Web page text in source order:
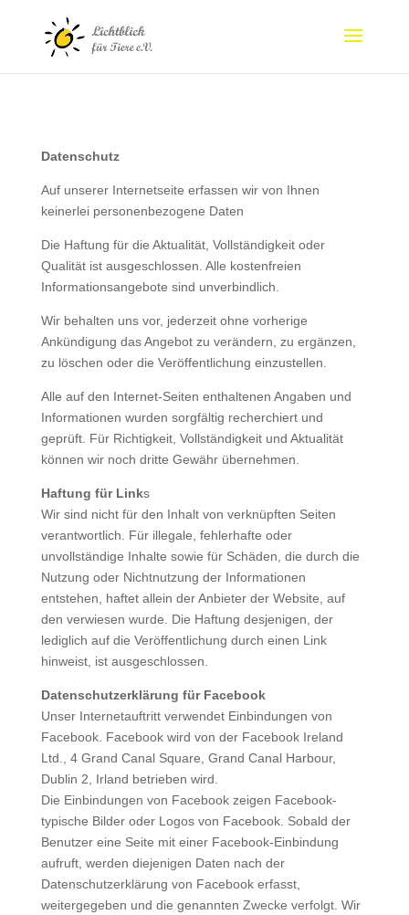
Datenschutz
Auf unserer Internetseite erfassen wir von Ihnen
keinerlei personenbezogene Daten
Die Haftung für die Aktualität, Vollständigkeit oder
Qualität ist ausgeschlossen. Alle kostenfreien
Informationsangebote sind unverbindlich.
Wir behalten uns vor, jederzeit ohne vorherige
Ankündigung das Angebot zu verändern, zu ergänzen,
zu löschen oder die Veröffentlichung einzustellen.
Alle auf den Internet-Seiten enthaltenen Angaben und
Informationen wurden sorgfältig recherchiert und
geprüft. Für Richtigkeit, Vollständigkeit und Aktualität
können wir noch dritte Gewähr übernehmen.
Haftung für Links
Wir sind nicht für den Inhalt von verknüpften Seiten
verantwortlich. Für illegale, fehlerhafte oder
unvollständige Inhalte sowie für Schäden, die durch die
Nutzung oder Nichtnutzung der Informationen
entstehen, haftet allein der Anbieter der Website, auf
den verwiesen wurde. Die Haftung desjenigen, der
lediglich auf die Veröffentlichung durch einen Link
hinweist, ist ausgeschlossen.
Datenschutzerklärung für Facebook
Unser Internetauftritt verwendet Einbindungen von
Facebook. Facebook wird von der Facebook Ireland
Ltd., 4 Grand Canal Square, Grand Canal Harbour,
Dublin 2, Irland betrieben wird.
Die Einbindungen von Facebook zeigen Facebook-
typische Bilder oder Logos von Facebook. Sobald der
Benutzer eine Seite mit einer Facebook-Einbindung
aufruft, werden diejenigen Daten nach der
Datenschutzerklärung von Facebook erfasst,
weitergegeben und die genannten Zwecke verfolgt. Wir